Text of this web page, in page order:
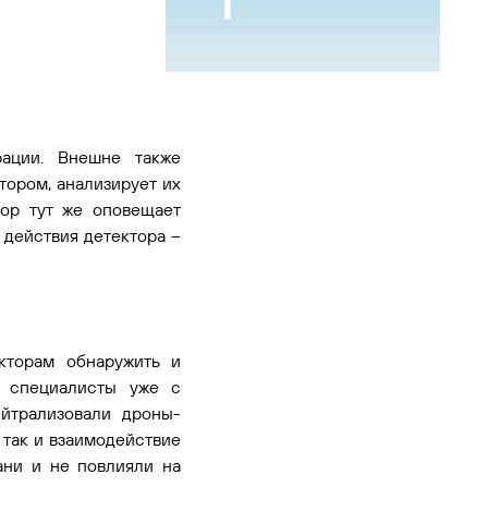
Внешне также
анализирует их
тут же оповещает
детектора –
обнаружить и
специалисты уже с
дроны-
и взаимодействие
и не повлияли на